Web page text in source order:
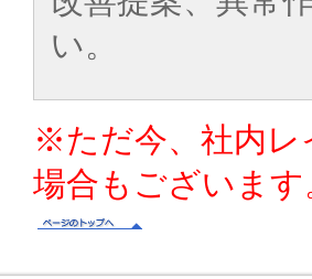
い。
※ただ今、社内レ
場合もございま